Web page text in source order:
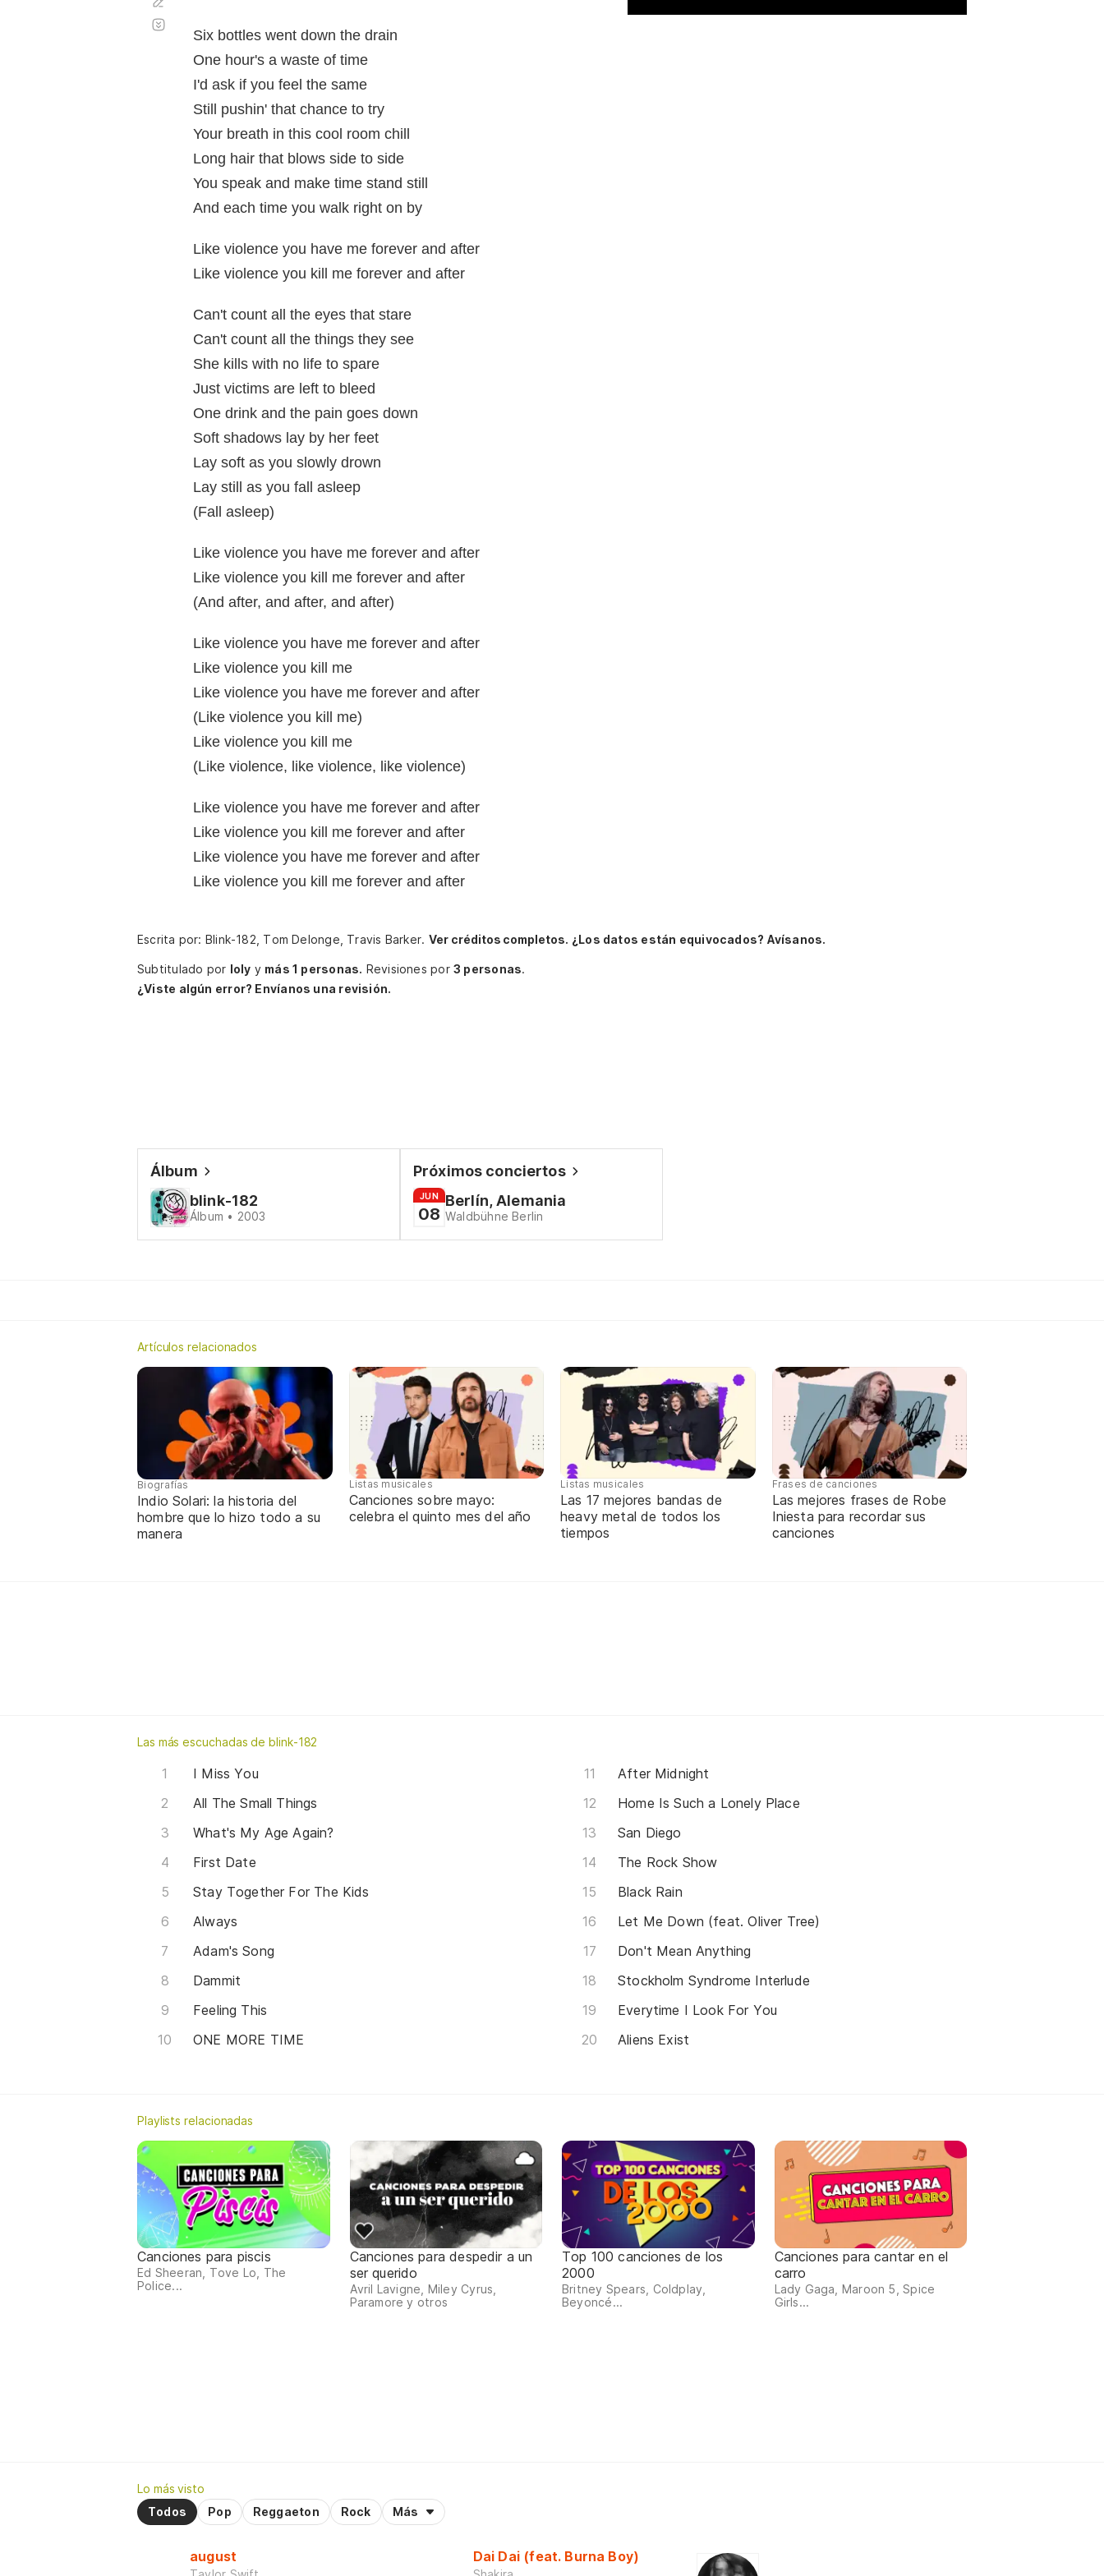
Six bottles went down the drain
One hour's a waste of time
I'd ask if you feel the same
Still pushin' that chance to try
Your breath in this cool room chill
Long hair that blows side to side
You speak and make time stand still
And each time you walk right on by
Like violence you have me forever and after
Like violence you kill me forever and after
Can't count all the eyes that stare
Can't count all the things they see
She kills with no life to spare
Just victims are left to bleed
One drink and the pain goes down
Soft shadows lay by her feet
Lay soft as you slowly drown
Lay still as you fall asleep
(Fall asleep)
Like violence you have me forever and after
Like violence you kill me forever and after
(And after, and after, and after)
Like violence you have me forever and after
Like violence you kill me
Like violence you have me forever and after
(Like violence you kill me)
Like violence you kill me
(Like violence, like violence, like violence)
Like violence you have me forever and after
Like violence you kill me forever and after
Like violence you have me forever and after
Like violence you kill me forever and after
automático
Escrita por: Blink-182, Tom Delonge, Travis Barker. Ver créditos completos. ¿Los datos están equivocados? Avísanos.
Subtitulado por Ioly y más 1 personas. Revisiones por3 personas.
¿Viste algún error? Envíanos una revisión.
Álbum
blink-182
Álbum • 2003
Próximos conciertos
JUN
08
Berlín, Alemania
Waldbühne Berlin
Artículos relacionados
Biografías
Indio Solari: la historia del
hombre que lo hizo todo a su
manera
Listas musicales
Canciones sobre mayo:
celebra el quinto mes del año
Listas musicales
Las 17 mejores bandas de
heavy metal de todos los
tiempos
Frases de canciones
Las mejores frases de Robe
Iniesta para recordar sus
canciones
Las más escuchadas de blink-182
I Miss You
All The Small Things
What's My Age Again?
First Date
Stay Together For The Kids
Always
Adam's Song
Dammit
Feeling This
ONE MORE TIME
After Midnight
Home Is Such a Lonely Place
San Diego
The Rock Show
Black Rain
Let Me Down (feat. Oliver Tree)
Don't Mean Anything
Stockholm Syndrome Interlude
Everytime I Look For You
Aliens Exist
Playlists relacionadas
Canciones para piscis
Ed Sheeran, Tove Lo, The
Police...
Canciones para despedir a un
ser querido
Avril Lavigne, Miley Cyrus,
Paramore y otros
Top 100 canciones de los
2000
Britney Spears, Coldplay,
Beyoncé...
Canciones para cantar en el
carro
Lady Gaga, Maroon 5, Spice
Girls...
Lo más visto
Todos
Pop Reggaeton Rock Más
august Dai Dai (feat. Burna Boy)